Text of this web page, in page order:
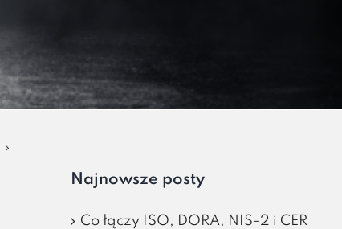
Najnowsze posty
Co łączy ISO, DORA, NIS-2 i CER